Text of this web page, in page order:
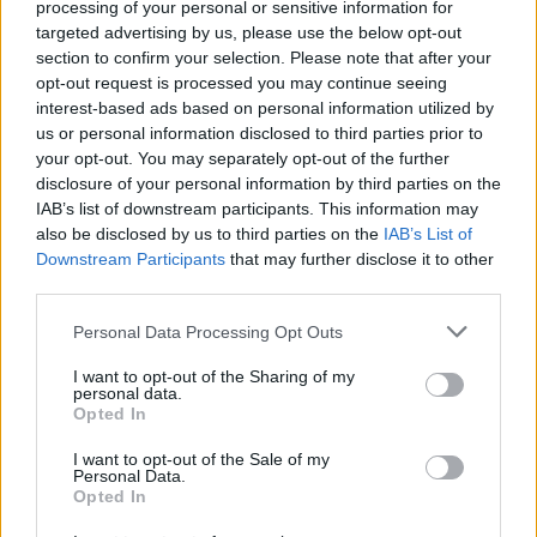
processing of your personal or sensitive information for
targeted advertising by us, please use the below opt-out
section to confirm your selection. Please note that after your
opt-out request is processed you may continue seeing
interest-based ads based on personal information utilized by
us or personal information disclosed to third parties prior to
your opt-out. You may separately opt-out of the further
disclosure of your personal information by third parties on the
IAB’s list of downstream participants. This information may
also be disclosed by us to third parties on the IAB’s List of
Downstream Participants that may further disclose it to other
Personal Data Processing Opt Outs
I want to opt-out of the Sharing of my
personal data.
Opted In
I want to opt-out of the Sale of my
Personal Data.
Opted In
RIANA(magyar) rianás (tó jégpáncélján keletkezett hasadék)
RIKA(magyar) több név becéző formája - szept. 25.
RIKARDA (spanyol-olasz) erős fejedelem - szept. 18., 25.
(német-skandináv) királyi, hercegi származású, nagyrabecsült
RITA(görög-latin) ld. még: Margaréta tenger csillaga - máj. 22., aug. 26.
RITTA(görög-latin) ld.: Rita - máj. 22., aug. 26.
RIZA(görög) ld.: Teréz, Róza, Rozália - márc. 11.
ROBERTA
(német-latin) fényes hírnév - ápr. 29., máj. 13.
ROBERTIN (német-latin) ld.: Roberta - jún. 7.
ROBERTINA(német-latin) ld.: Roberta - jún. 7.
ROBINA (német-angol) fényes dicsőség - ápr. 29., máj. 13.
ROBINETTA (német) ld.: Robina - ápr. 29., máj. 13.
RODELINDA(német-latin) dicsőség + hársfából készült pajzs - febr. 26.,
aug. 13.
ROMOLA(latin) - júl. 6., 23.
RONETT (görög-latin) ld.: Veronika - febr. 4.
RONETTA(görög-latin) ld.: Veronika - febr. 4.
ROVÉNA(angol) hírnév, barát - júl. 30.
ROXÁNA(perzsa-görög) világos, ragyogó - jan. 17., jún. 11., szept. 14.
(latin) rózsa - aug. 30., szept. 4.
RÓZABELLA(olasz) ld.: Róza, Bella szép rózsa - aug. 23., 30., szept. 4.
ROZALINDA
(német-latin) dicsőség; paripa + hársfából készült pajzs -